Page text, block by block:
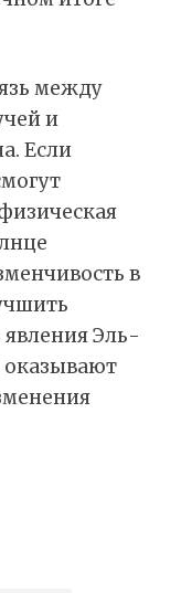
между
и
Если
в
явления Эль-